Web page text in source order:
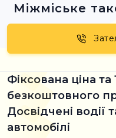
Міжміське
Фіксована ціна та
безкоштовного
Досвідчені водії
автомобілі